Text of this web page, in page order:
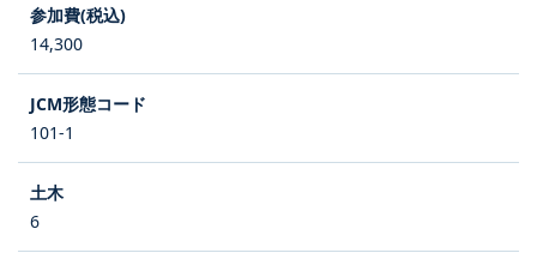
14,300
101-1
6